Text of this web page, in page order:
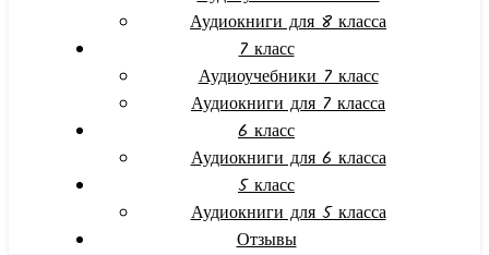
Аудиокниги для 8 класса
7 класс
Аудиоучебники 7 класс
Аудиокниги для 7 класса
6 класс
Аудиокниги для 6 класса
5 класс
Аудиокниги для 5 класса
Отзывы